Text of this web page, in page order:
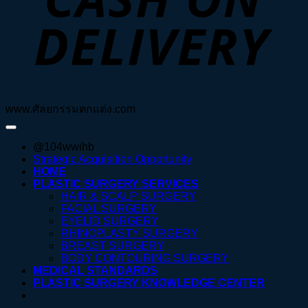
www.ศัลยกรรมตกแต่ง.com
@104wwihb
Strategic Acquisition Opportunity
HOME
PLASTIC SURGERY SERVICES
HAIR & SCALP SURGERY
FACIAL SURGERY
EYELID SURGERY
RHINOPLASTY SURGERY
BREAST SURGERY
BODY CONTOURING SURGERY
MEDICAL STANDARDS
PLASTIC SURGERY KNOWLEDGE CENTER